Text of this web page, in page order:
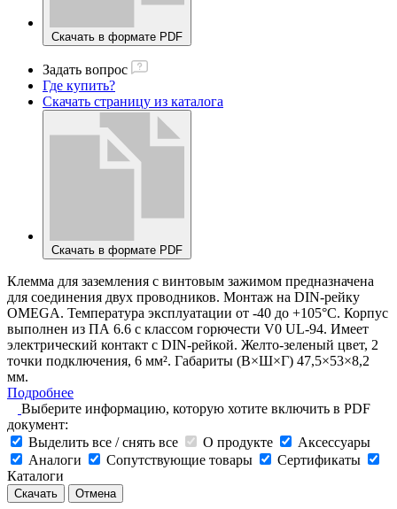
Скачать в формате PDF
Задать вопрос
Где купить?
Скачать страницу из каталога
Скачать в формате PDF
Клемма для заземления с винтовым зажимом предназначена
для соединения двух проводников. Монтаж на DIN-рейку
OMEGA. Температура эксплуатации от -40 до +105°C. Корпус
выполнен из ПА 6.6 с классом горючести V0 UL-94. Имеет
электрический контакт с DIN-рейкой. Желто-зеленый цвет, 2
точки подключения, 6 мм². Габариты (В×Ш×Г) 47,5×53×8,2
мм.
Подробнее
Выберите информацию, которую хотите включить в PDF
документ:
Выделить все / снять все
О продукте
Аксессуары
Аналоги
Сопутствующие товары
Сертификаты
Каталоги
Скачать Отмена